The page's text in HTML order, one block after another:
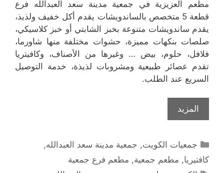
مطعم العزيزية في جمعية مدينة سعد العبدالله فرع
قطعة 5 متخصص بالساندويشات يقدم أكل خفيف ولذيذ،
يقدم ساندويشات متنوعة بخبز الشابتي أو خبز كلاسيكي،
صلصات بنكهات مميزة، حشوات مختلفة منها شاورما،
فلافل، حلوم، بيض … وغيرها من الأصناف، وكافيتريا
تقدم عصائر طبيعية ومشروبات لذيذة، خدمة التوصيل
السريع عند الطلب.
المزيد
التصنيفات
جمعيات الكويت, جمعية مدينة سعد العبدالله,
كافتيريا, مطعم جمعية, مطعم فرع جمعية